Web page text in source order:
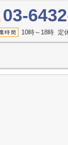
03-
10時～18時 定